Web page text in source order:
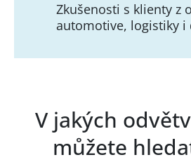
Zkušenosti s klienty z
automotive, logistiky i
V jakých
můžete